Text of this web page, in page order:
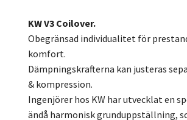
KW V3 Coilover.
Obegränsad individualitet för
komfort.
Dämpningskrafterna kan justeras
& kompression.
Ingenjörer hos KW har utvecklat en
ändå harmonisk grunduppställning,